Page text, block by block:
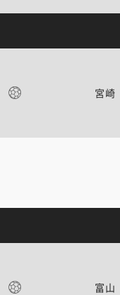
宮崎
富山